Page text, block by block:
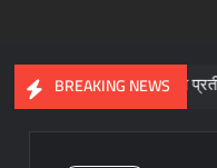
BREAKING NEWS
विरासत का प्रतीक